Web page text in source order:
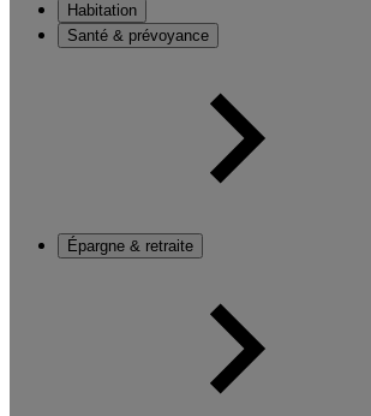
Habitation
Santé & prévoyance
Épargne & retraite